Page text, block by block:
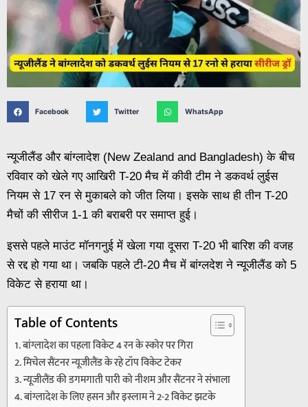
Facebook Twitter WhatsApp
न्यूजीलैंड और बांग्लादेश (New Zealand and Bangladesh) के बीच
रविवार को खेले गए आखिरी T-20 मैच में कीवी टीम ने डकवर्थ लुईस
नियम से 17 रन से मुकाबले को जीत लिया। इसके साथ ही तीन T-20
मैचों की सीरीज 1-1 की बराबरी पर समाप्त हुई।
इससे पहले माउंट मॉनगनुई में खेला गया दूसरा T-20 भी बारिश की वजह
से रद्द हो गया था। जबकि पहले टी-20 मैच में बांग्लदेश ने न्यूजीलैंड को 5
विकेट से हराया था।
Table of Contents
बांग्लादेश का पहला विकेट 4 रन के स्कोर पर गिरा
मिचेल सैंटनर न्यूजीलैंड के रहे टॉप विकेट टेकर
न्यूजीलैंड की डगमगाती पारी को नीशम और सैंटनर ने संभाला
बांग्लादेश के लिए हसन और इस्लाम ने 2-2 विकेट झटके